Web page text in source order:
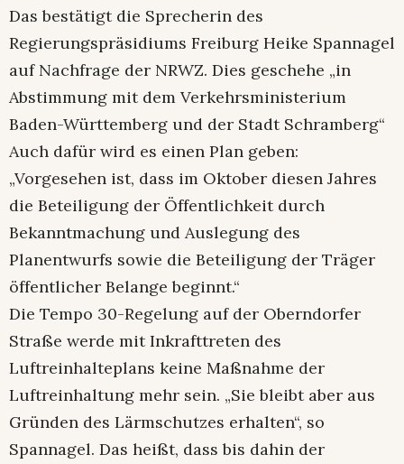
Das bestätigt die Sprecherin des
Regierungspräsidiums Freiburg Heike Spannagel
auf Nachfrage der NRWZ. Dies geschehe „in
Abstimmung mit dem Verkehrsministerium
Baden-Württemberg und der Stadt Schramberg“
Auch dafür wird es einen Plan geben:
„Vorgesehen ist, dass im Oktober diesen Jahres
die Beteiligung der Öffentlichkeit durch
Bekanntmachung und Auslegung des
Planentwurfs sowie die Beteiligung der Träger
öffentlicher Belange beginnt.“
Die Tempo 30-Regelung auf der Oberndorfer
Straße werde mit Inkrafttreten des
Luftreinhalteplans keine Maßnahme der
Luftreinhaltung mehr sein. „Sie bleibt aber aus
Gründen des Lärmschutzes erhalten“, so
Spannagel. Das heißt, dass bis dahin der